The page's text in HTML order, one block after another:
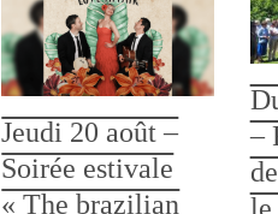
Jeudi 20 août –
Soirée estivale
« The brazilian
–